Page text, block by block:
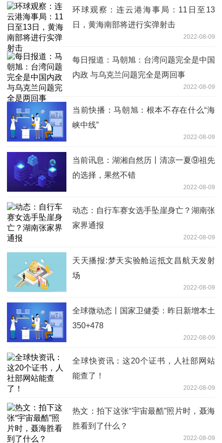
环球观察：连云港海事局：11日至13
日，黄海南部将进行实弹射击
2022-08-09
每日报道：马朝旭：台湾问题完全是中国
内政 与乌克兰问题完全是两回事
2022-08-09
当前快播：马朝旭：根本不存在什么“海
峡中线”
2022-08-09
当前讯息：湖湘自然历丨清凉一夏⑨祖先
的选择，果然不错
2022-08-09
动态：自行车赛女选手坠崖身亡？湖南张
家界通报
2022-08-09
天天播报:梦天实验舱运抵文昌航天发射
场
2022-08-09
全球微动态丨国家卫健委：昨日新增本土
350+478
2022-08-09
全球快资讯：这20个证书，人社部网站
能查了！
2022-08-09
热文：拍下这张“宇宙最酷”照片时，聂海
胜看到了什么？
2022-08-09